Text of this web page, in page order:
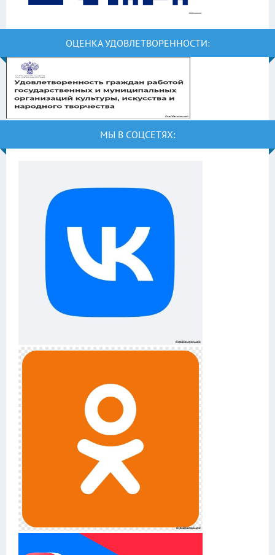
ОЦЕНКА УДОВЛЕТВОРЕННОСТИ:
МЫ В СОЦСЕТЯХ: